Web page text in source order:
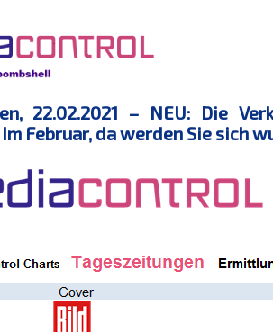
22.02.2021 – NEU: Die
Februar, da werden Sie sich